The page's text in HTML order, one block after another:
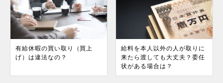
有給休暇の買い取り（買上
げ）は違法なの？
給料を本人以外の人が取りに
来たら渡しても大丈夫？委任
状がある場合は？